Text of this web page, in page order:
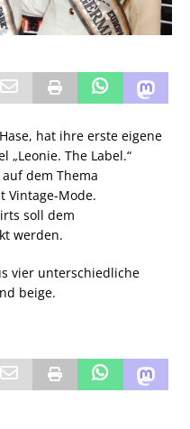
hat ihre erste eigene
„Leonie. The Label.“
dem Thema
Vintage-Mode.
soll dem
werden.
vier unterschiedliche
beige.